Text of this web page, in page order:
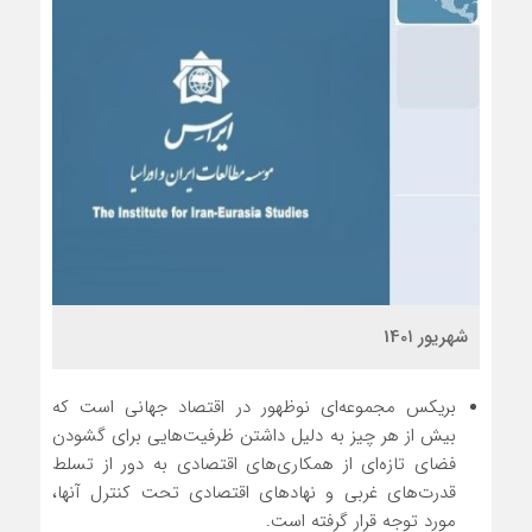
شهریور 140۱
بریکس مجموعه‌ای نوظهور در اقتصاد جهانی است که
بیش از هر چیز به دلیل داشتن ظرفیت‌هایی برای گشودن
فضای تازه‌ای از همکاری‌های اقتصادی به دور از تسلط
قدرت‌های غربی و نهادهای اقتصادی تحت کنترل آنها،
مورد توجه قرار گرفته است.